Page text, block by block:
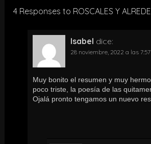
4 Responses to ROSCALES Y
Isabel dice:
28 noviembre, 2022 a las
Muy bonito el resumen y muy
poco triste, la poesía de las
Ojalá pronto tengamos un nuevo